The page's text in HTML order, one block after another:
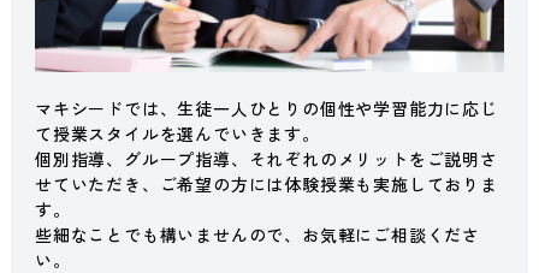
マキシードでは、生徒一人ひとりの個性や学習能力に応じ
て授業スタイルを選んでいきます。
個別指導、グループ指導、それぞれのメリットをご説明さ
せていただき、ご希望の方には体験授業も実施しておりま
す。
些細なことでも構いませんので、お気軽にご相談くださ
い。